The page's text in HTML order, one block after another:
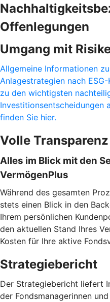
Offenlegungen
Umgang mit
Allgemeine Informationen
Anlagestrategien nach
zu den wichtigsten
Investitionsentscheidungen
finden Sie hier.
Volle Transparenz
Alles im Blick mit den
VermögenPlus
Während des gesamten
stets einen Blick in den
Ihrem persönlichen
den aktuellen Stand Ihres
Kosten für Ihre aktive
Strategiebericht
Der Strategiebericht liefert
der Fondsmanagerinnen